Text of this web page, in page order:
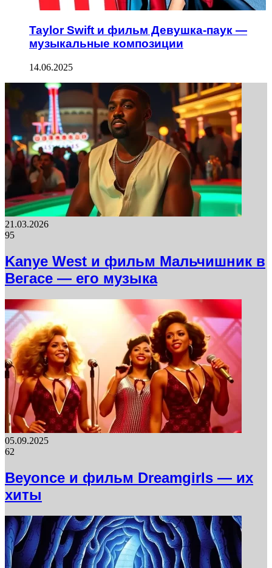
Taylor Swift и фильм Девушка-паук —
музыкальные композиции
14.06.2025
21.03.2026
95
Kanye West и фильм Мальчишник в
Вегасе — его музыка
05.09.2025
62
Beyonce и фильм Dreamgirls — их
хиты